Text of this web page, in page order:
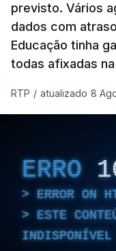
previsto. Vários
dados com
Educação tinha
todas afixadas
RTP / atualizado 8
ERRO
ERROR ON
ESTE
INDISPONÍVEL